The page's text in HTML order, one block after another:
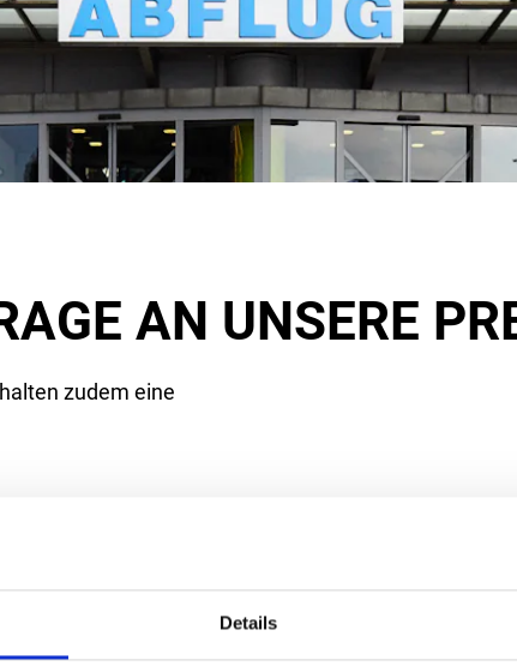
Details
AN UNSERE
zudem eine
Besuchen Sie auch folgende Seiten: